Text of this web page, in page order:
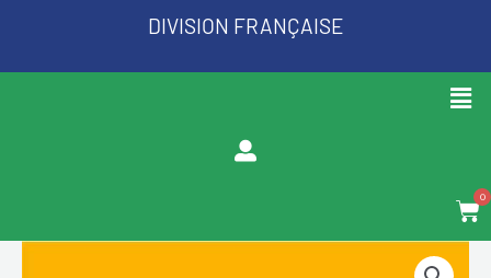
DIVISION FRANÇAISE
0